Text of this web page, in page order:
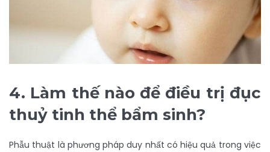
4. Làm thế nào để điều trị đục
thuỷ tinh thể bẩm sinh?
Phẫu thuật là phương pháp duy nhất có hiệu quả trong việc